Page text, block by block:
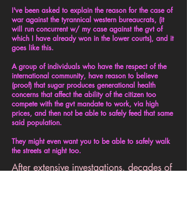
​I've been asked to explain the reason for the case of
war against the tyrannical western bureaucrats, (it
will run concurrent w/ my case against the gvt of
which I have already won in the lower courts), and it
goes like this.
A group of individuals who have the respect of the
international community, have reason to believe
(proof) that sugar produces generational health
concerns that affect the ability of the citizen too
compete with the gvt mandate to work, via high
prices, and then not be able to safely feed that same
said population.
They might even want you to be able to safely walk
the streets at night too.
After extensive investgations, decades of